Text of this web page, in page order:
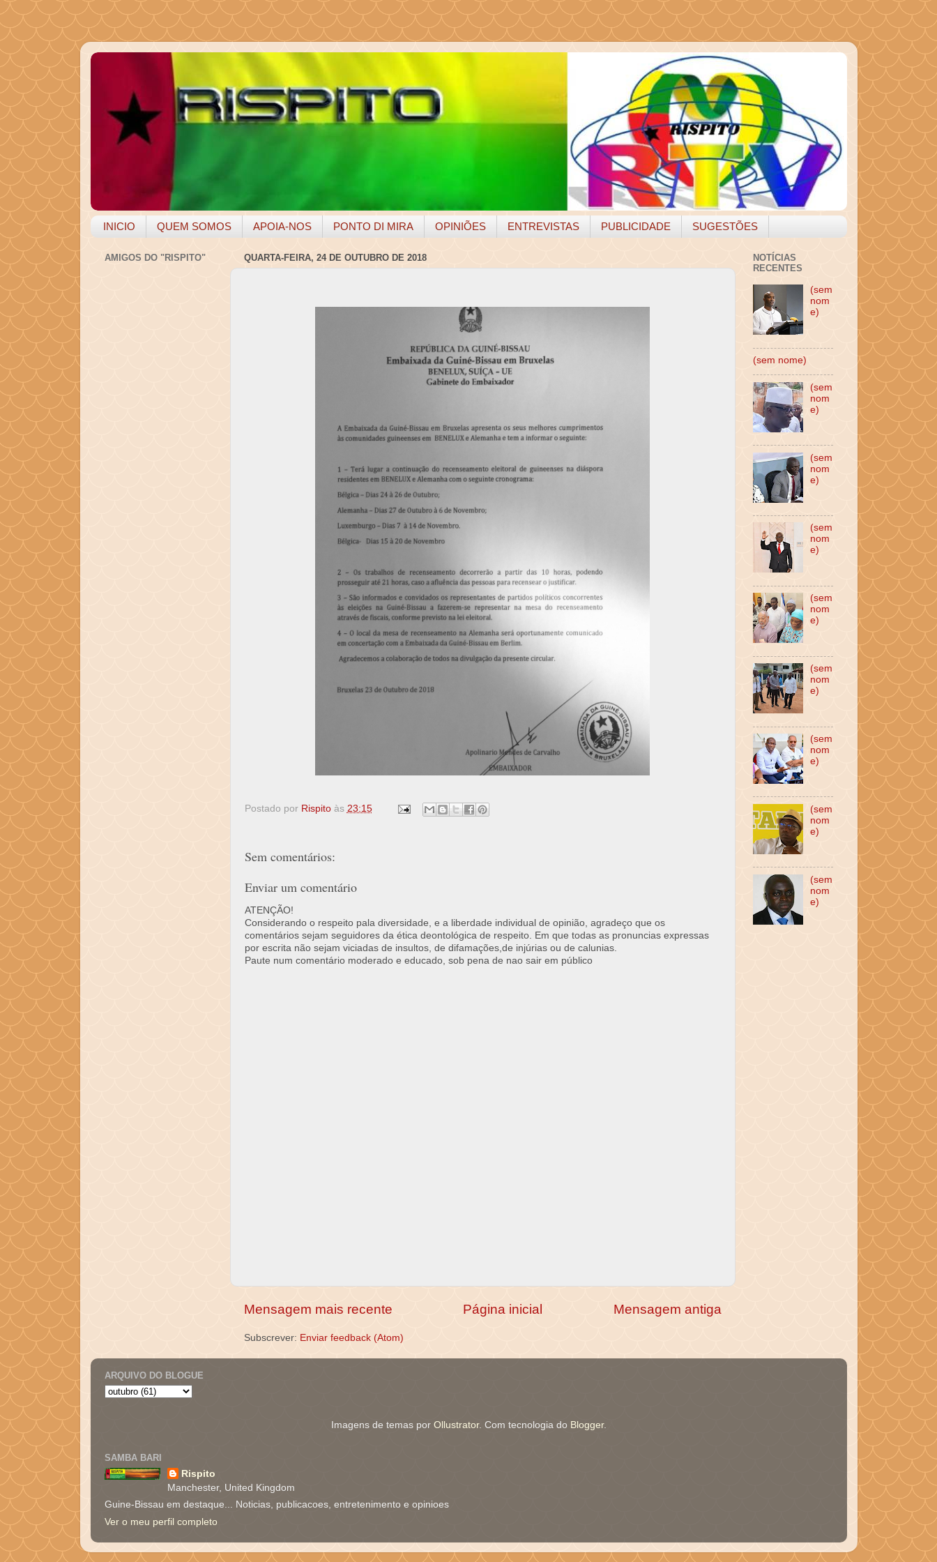
INICIO QUEM SOMOS APOIA-NOS PONTO DI MIRA OPINIÕES ENTREVISTAS PUBLICIDADE SUGESTÕES
QUARTA-FEIRA, 24 DE OUTUBRO DE 2018
Postado por Rispito às 23:15
Sem comentários:
Enviar um comentário
ATENÇÃO!
Considerando o respeito pala diversidade, e a liberdade individual de opinião, agradeço que os
comentários sejam seguidores da ética deontológica de respeito. Em que todas as pronuncias expressas
por escrita não sejam viciadas de insultos, de difamações,de injúrias ou de calunias.
Paute num comentário moderado e educado, sob pena de nao sair em público
Mensagem mais recente Mensagem antiga
Página inicial
Subscrever: Enviar feedback (Atom)
AMIGOS DO "RISPITO"
NOTÍCIAS
RECENTES
(sem
nom
e)
(sem nome)
(sem
nom
e)
(sem
nom
e)
(sem
nom
e)
(sem
nom
e)
(sem
nom
e)
(sem
nom
e)
(sem
nom
e)
(sem
nom
e)
ARQUIVO DO BLOGUE
Imagens de temas por Ollustrator. Com tecnologia do Blogger.
SAMBA BARI
Rispito
Manchester, United Kingdom
Guine-Bissau em destaque... Noticias, publicacoes, entretenimento e opinioes
Ver o meu perfil completo